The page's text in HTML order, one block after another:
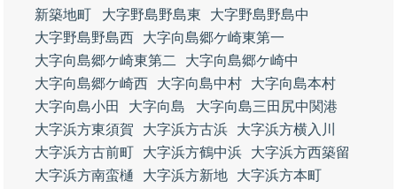
新築地町
大字野島野島東
大字野島野島中
大字野島野島西
大字向島郷ケ崎東第一
大字向島郷ケ崎東第二
大字向島郷ケ崎中
大字向島郷ケ崎西
大字向島中村
大字向島本村
大字向島小田
大字向島
大字向島三田尻中関港
大字浜方東須賀
大字浜方古浜
大字浜方横入川
大字浜方古前町
大字浜方鶴中浜
大字浜方西築留
大字浜方南蛮樋
大字浜方新地
大字浜方本町